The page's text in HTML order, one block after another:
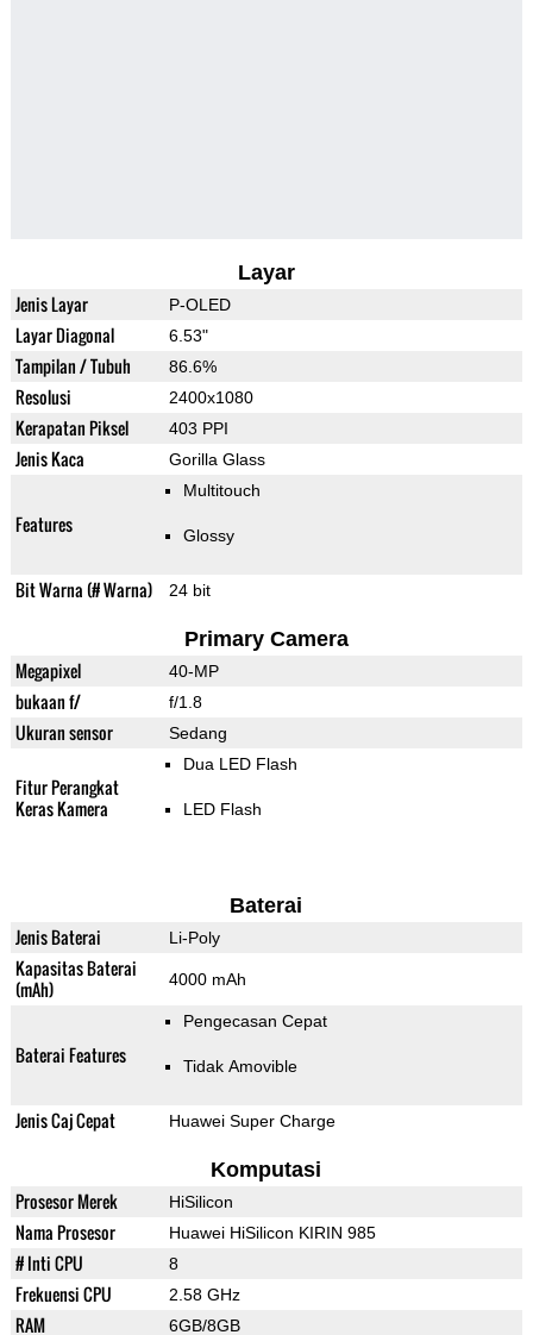
Layar
Jenis Layar P-OLED
Layar Diagonal 6.53"
Tampilan / Tubuh 86.6%
Resolusi 2400x1080
Kerapatan Piksel 403 PPI
Jenis Kaca Gorilla Glass
Features
Multitouch
Glossy
Bit Warna (# Warna) 24 bit
Primary Camera
Megapixel 40-MP
bukaan f/ f/1.8
Ukuran sensor Sedang
Fitur Perangkat
Keras Kamera
Dua LED Flash
LED Flash
Baterai
Jenis Baterai Li-Poly
Kapasitas Baterai
(mAh)
4000 mAh
Baterai Features
Pengecasan Cepat
Tidak Amovible
Jenis Caj Cepat Huawei Super Charge
Komputasi
Prosesor Merek HiSilicon
Nama Prosesor Huawei HiSilicon KIRIN 985
# Inti CPU 8
Frekuensi CPU 2.58 GHz
RAM 6GB/8GB